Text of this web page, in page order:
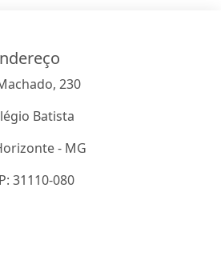
230
Batista
- MG
31110-080